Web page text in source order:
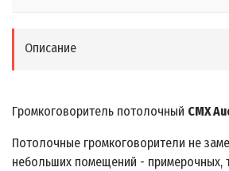
Описание
Громкоговоритель потолочный CMX
Потолочные громкоговорители не
небольших помещений - примерочных,